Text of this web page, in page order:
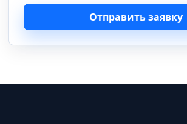
Отправить заявку